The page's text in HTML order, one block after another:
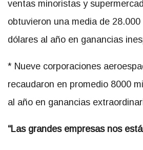
ventas minoristas y
obtuvieron una media de
dólares al año en ganancias
* Nueve corporaciones
recaudaron en promedio 8000
al año en ganancias
“Las grandes empresas nos